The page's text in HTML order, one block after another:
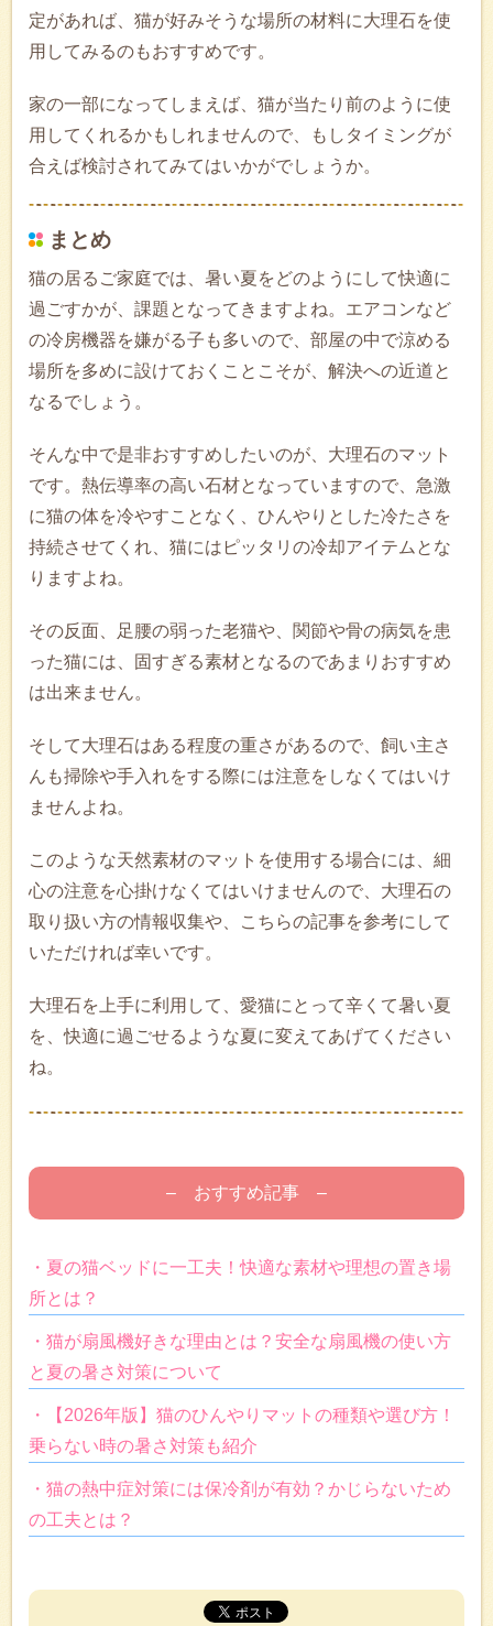
定があれば、猫が好みそうな場所の材料に大理石を使
用してみるのもおすすめです。
家の一部になってしまえば、猫が当たり前のように使
用してくれるかもしれませんので、もしタイミングが
合えば検討されてみてはいかがでしょうか。
まとめ
猫の居るご家庭では、暑い夏をどのようにして快適に
過ごすかが、課題となってきますよね。エアコンなど
の冷房機器を嫌がる子も多いので、部屋の中で涼める
場所を多めに設けておくことこそが、解決への近道と
なるでしょう。
そんな中で是非おすすめしたいのが、大理石のマット
です。熱伝導率の高い石材となっていますので、急激
に猫の体を冷やすことなく、ひんやりとした冷たさを
持続させてくれ、猫にはピッタリの冷却アイテムとな
りますよね。
その反面、足腰の弱った老猫や、関節や骨の病気を患
った猫には、固すぎる素材となるのであまりおすすめ
は出来ません。
そして大理石はある程度の重さがあるので、飼い主さ
んも掃除や手入れをする際には注意をしなくてはいけ
ませんよね。
このような天然素材のマットを使用する場合には、細
心の注意を心掛けなくてはいけませんので、大理石の
取り扱い方の情報収集や、こちらの記事を参考にして
いただければ幸いです。
大理石を上手に利用して、愛猫にとって辛くて暑い夏
を、快適に過ごせるような夏に変えてあげてください
ね。
– おすすめ記事 –
・夏の猫ベッドに一工夫！快適な素材や理想の置き場
所とは？
・猫が扇風機好きな理由とは？安全な扇風機の使い方
と夏の暑さ対策について
・【2026年版】猫のひんやりマットの種類や選び方！
乗らない時の暑さ対策も紹介
・猫の熱中症対策には保冷剤が有効？かじらないため
の工夫とは？